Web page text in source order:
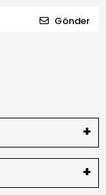
Gönder